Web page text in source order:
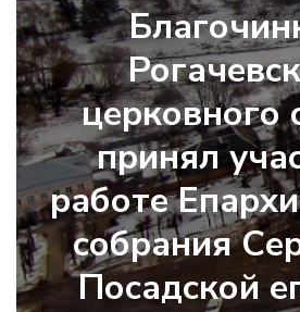
церковного
принял
работе
собрания
Посадской